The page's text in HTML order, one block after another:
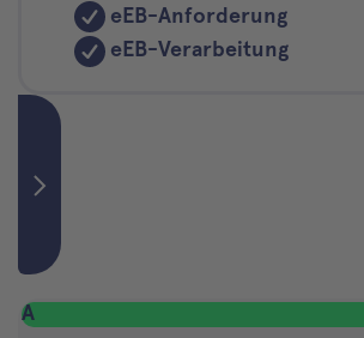
eEB-Anforderung
eEB-Verarbeitung
A